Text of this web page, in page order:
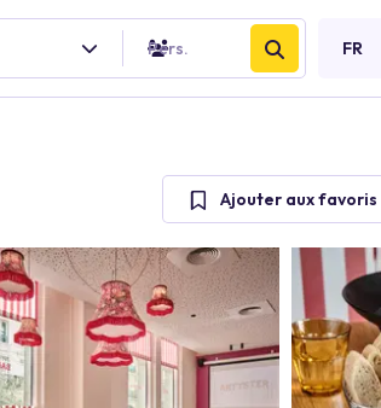
Pers. FR
Ajouter aux favoris